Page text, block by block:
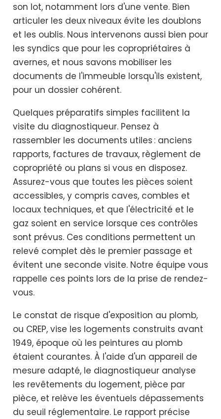
son lot, notamment lors d'une vente. Bien
articuler les deux niveaux évite les doublons
et les oublis. Nous intervenons aussi bien pour
les syndics que pour les copropriétaires à
avernes, et nous savons mobiliser les
documents de l'immeuble lorsqu'ils existent,
pour un dossier cohérent.
Quelques préparatifs simples facilitent la
visite du diagnostiqueur. Pensez à
rassembler les documents utiles : anciens
rapports, factures de travaux, règlement de
copropriété ou plans si vous en disposez.
Assurez-vous que toutes les pièces soient
accessibles, y compris caves, combles et
locaux techniques, et que l'électricité et le
gaz soient en service lorsque ces contrôles
sont prévus. Ces conditions permettent un
relevé complet dès le premier passage et
évitent une seconde visite. Notre équipe vous
rappelle ces points lors de la prise de rendez-
vous.
Le constat de risque d'exposition au plomb,
ou CREP, vise les logements construits avant
1949, époque où les peintures au plomb
étaient courantes. À l'aide d'un appareil de
mesure adapté, le diagnostiqueur analyse
les revêtements du logement, pièce par
pièce, et relève les éventuels dépassements
du seuil réglementaire. Le rapport précise